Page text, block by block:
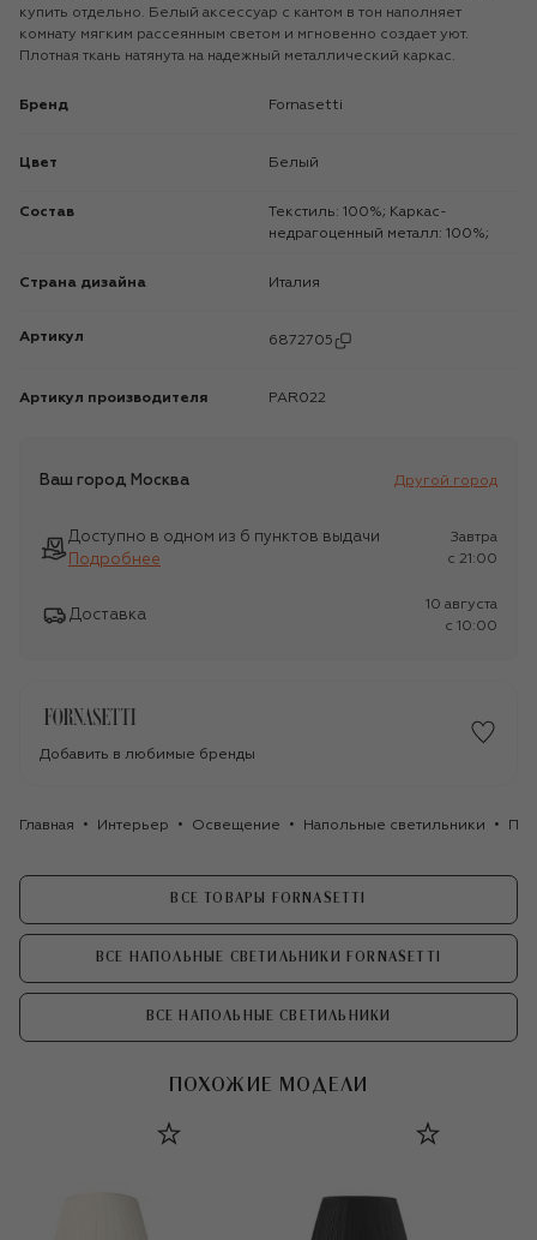
купить отдельно. Белый аксессуар с кантом в тон наполняет
комнату мягким рассеянным светом и мгновенно создает уют.
Плотная ткань натянута на надежный металлический каркас.
Бренд Fornasetti
Цвет Белый
Состав
Текстиль: 100%; Каркас-
недрагоценный металл: 100%;
Страна дизайна Италия
Артикул 6872705
Артикул производителя PAR022
Ваш город Москва Другой город
Доступно в одном из 6 пунктов выдачи
Подробнее
Завтра
c 21:00
Доставка
10 августа
c 10:00
Добавить в любимые бренды
Главная Интерьер Освещение Напольные светильники
ВСЕ ТОВАРЫ FORNASETTI
ВСЕ НАПОЛЬНЫЕ СВЕТИЛЬНИКИ FORNASETTI
ВСЕ НАПОЛЬНЫЕ СВЕТИЛЬНИКИ
ПОХОЖИЕ МОДЕЛИ